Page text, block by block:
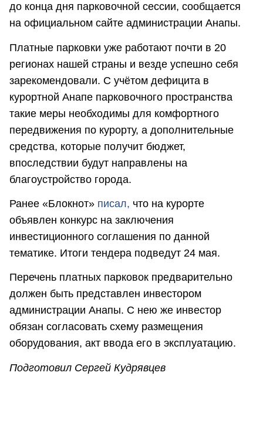
до конца дня парковочной сессии, сообщается
на официальном сайте администрации Анапы.
Платные парковки уже работают почти в 20
регионах нашей страны и везде успешно себя
зарекомендовали. С учётом дефицита в
курортной Анапе парковочного пространства
такие меры необходимы для комфортного
передвижения по курорту, а дополнительные
средства, которые получит бюджет,
впоследствии будут направлены на
благоустройство города.
Ранее «Блокнот» писал, что на курорте
объявлен конкурс на заключения
инвестиционного соглашения по данной
тематике. Итоги тендера подведут 24 мая.
Перечень платных парковок предварительно
должен быть представлен инвестором
администрации Анапы. С нею же инвестор
обязан согласовать схему размещения
оборудования, акт ввода его в эксплуатацию.
Подготовил Сергей Кудрявцев